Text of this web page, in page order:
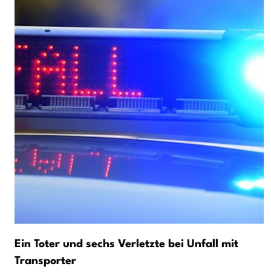
Ein Toter und sechs Verletzte bei Unfall mit
Transporter